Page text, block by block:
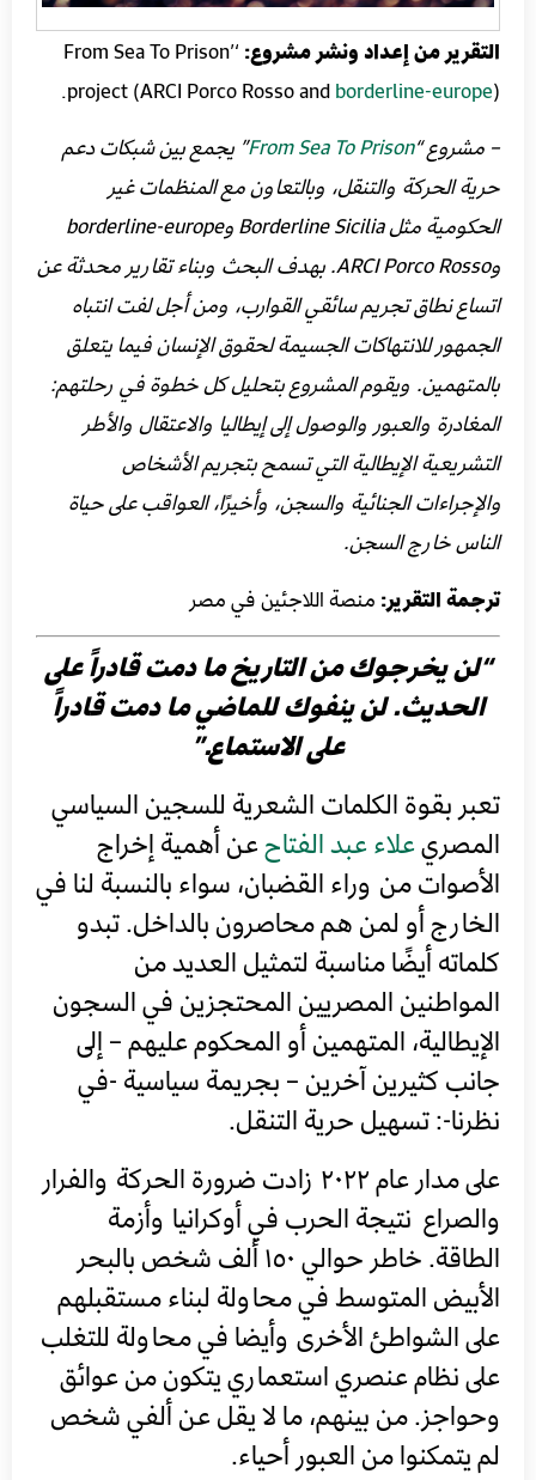
التقرير من إعداد ونشر مشروع: ‘From Sea To Prison’
project (ARCI Porco Rosso andborderline-europe).
– مشروع “From Sea To Prison” يجمع بين شبكات دعم
حرية الحركة والتنقل، وبالتعاون مع المنظمات غير
الحكومية مثل Borderline Sicilia وborderline-europe
وARCI Porco Rosso. بهدف البحث وبناء تقارير محدثة عن
اتساع نطاق تجريم سائقي القوارب، ومن أجل لفت انتباه
الجمهور للانتهاكات الجسيمة لحقوق الإنسان فيما يتعلق
بالمتهمين. ويقوم المشروع بتحليل كل خطوة في رحلتهم:
المغادرة والعبور والوصول إلى إيطاليا والاعتقال والأطر
التشريعية الإيطالية التي تسمح بتجريم الأشخاص
والإجراءات الجنائية والسجن، وأخيرًا، العواقب على حياة
الناس خارج السجن.
ترجمة التقرير:منصة اللاجئين في مصر
“لن يخرجوك من التاريخ ما دمت قادراً على
الحديث. لن ينفوك للماضي ما دمت قادراً
على الاستماع.”
تعبر بقوة الكلمات الشعرية للسجين السياسي
المصريعلاء عبد الفتاحعن أهمية إخراج
الأصوات من وراء القضبان، سواء بالنسبة لنا في
الخارج أو لمن هم محاصرون بالداخل. تبدو
كلماته أيضًا مناسبة لتمثيل العديد من
المواطنين المصريين المحتجزين في السجون
الإيطالية، المتهمين أو المحكوم عليهم – إلى
جانب كثيرين آخرين – بجريمة سياسية -في
نظرنا-: تسهيل حرية التنقل.
على مدار عام ٢٠٢٢ زادت ضرورة الحركة والفرار
والصراع نتيجة الحرب في أوكرانيا وأزمة
الطاقة. خاطر حوالي ١٥٠ ألف شخص بالبحر
الأبيض المتوسط ​​في محاولة لبناء مستقبلهم
على الشواطئ الأخرى وأيضا في محاولة للتغلب
على نظام عنصري استعماري يتكون من عوائق
وحواجز. من بينهم، ما لا يقل عن ألفي شخص
لم يتمكنوا من العبور أحياء.